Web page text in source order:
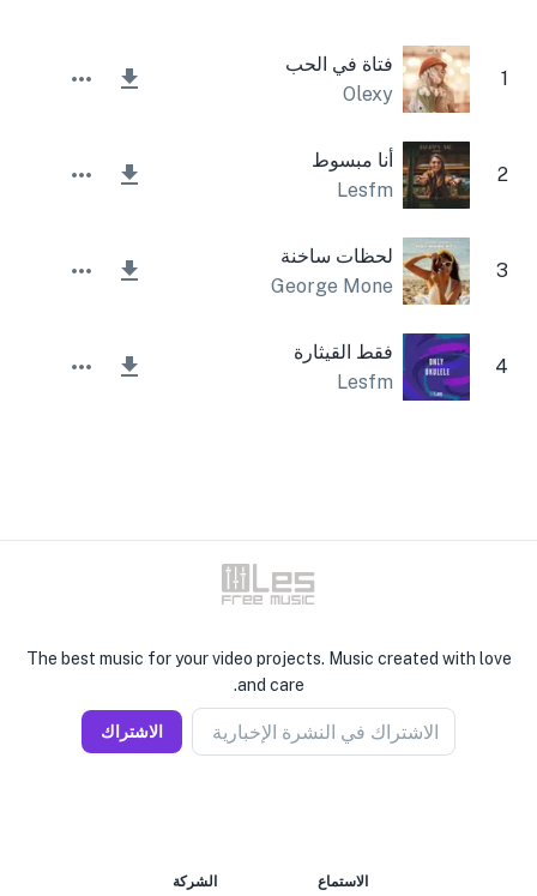
1
فتاة في الحب
Olexy
2
أنا مبسوط
Lesfm
3
لحظات ساخنة
George Mone
4
فقط القيثارة
Lesfm
The best music for your video projects. Music created with love
and care.
الاشتراك في النشرة الإخبارية الاشتراك
الاستماع الشركة